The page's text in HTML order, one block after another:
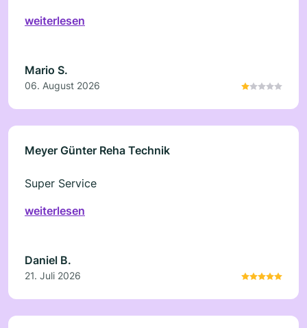
weiterlesen
Mario S.
06. August 2026
Meyer Günter Reha Technik
Super Service
weiterlesen
Daniel B.
21. Juli 2026